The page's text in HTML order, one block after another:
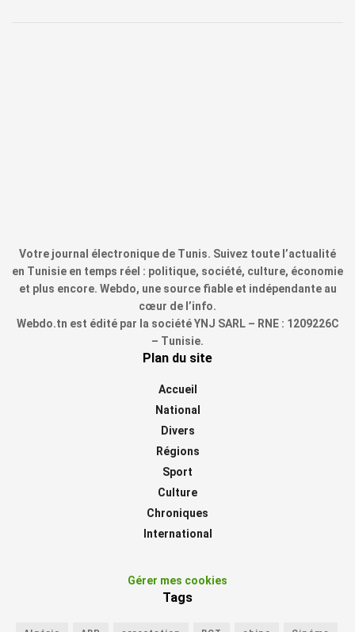
Votre journal électronique de Tunis. Suivez toute l’actualité
en Tunisie en temps réel : politique, société, culture, économie
et plus encore. Webdo, une source fiable et indépendante au
cœur de l’info.
Webdo.tn est édité par la société YNJ SARL – RNE : 1209226C
– Tunisie.
Plan du site
Accueil
National
Divers
Régions
Sport
Culture
Chroniques
International
Gérer mes cookies
Tags